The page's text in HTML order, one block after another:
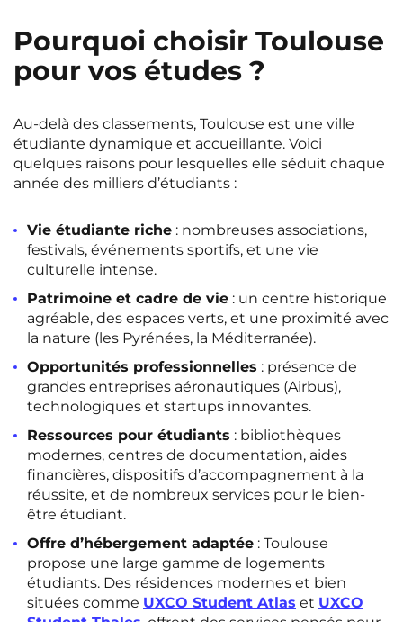
Pourquoi choisir Toulouse
pour vos études ?
Au-delà des classements, Toulouse est une ville
étudiante dynamique et accueillante. Voici
quelques raisons pour lesquelles elle séduit chaque
année des milliers d’étudiants :
Vie étudiante riche : nombreuses associations,
festivals, événements sportifs, et une vie
culturelle intense.
Patrimoine et cadre de vie : un centre historique
agréable, des espaces verts, et une proximité avec
la nature (les Pyrénées, la Méditerranée).
Opportunités professionnelles : présence de
grandes entreprises aéronautiques (Airbus),
technologiques et startups innovantes.
Ressources pour étudiants : bibliothèques
modernes, centres de documentation, aides
financières, dispositifs d’accompagnement à la
réussite, et de nombreux services pour le bien-
être étudiant.
Offre d’hébergement adaptée : Toulouse
propose une large gamme de logements
étudiants. Des résidences modernes et bien
situées comme UXCO Student Atlas et UXCO